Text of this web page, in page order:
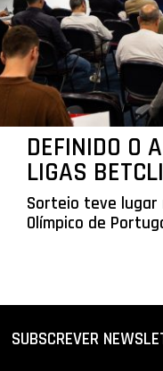
DEFINIDO O
LIGAS
Sorteio teve lugar
Olímpico de
SUBSCREVER